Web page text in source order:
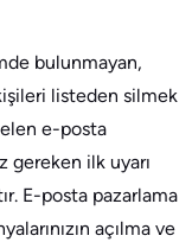
bulunmayan,
listeden silmek
e-posta
ilk uyarı
E-posta pazarlama
açılma ve